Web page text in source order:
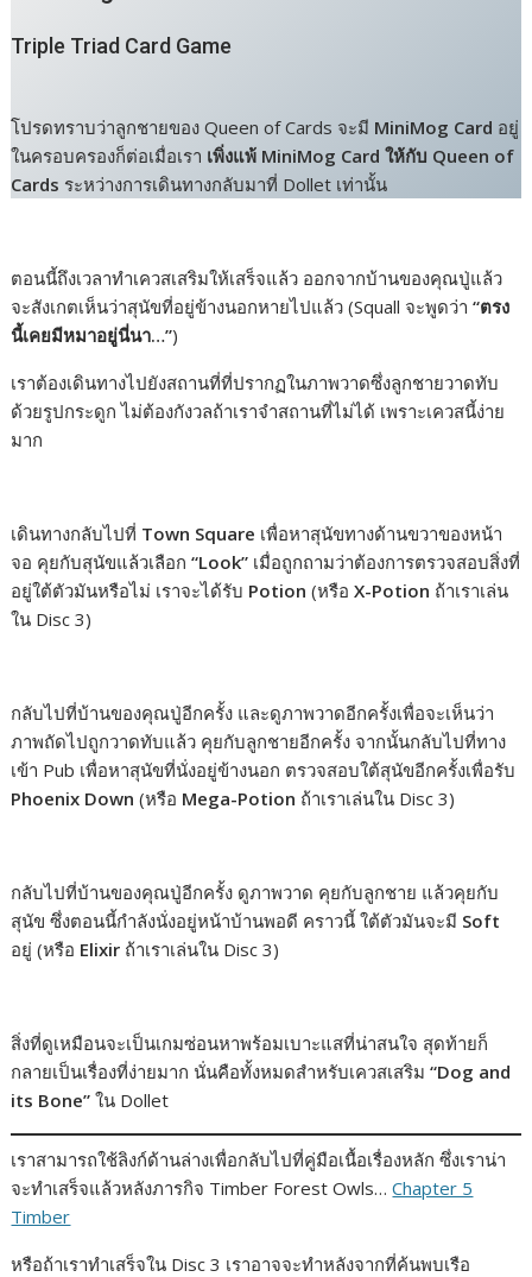
Triple Triad Card Game
โปรดทราบว่าลูกชายของ Queen of Cards จะมี MiniMog Card อยู่
ในครอบครองก็ต่อเมื่อเรา เพิ่งแพ้ MiniMog Card ให้กับ Queen of
Cards ระหว่างการเดินทางกลับมาที่ Dollet เท่านั้น
ตอนนี้ถึงเวลาทำเควสเสริมให้เสร็จแล้ว ออกจากบ้านของคุณปู่แล้ว
จะสังเกตเห็นว่าสุนัขที่อยู่ข้างนอกหายไปแล้ว (Squall จะพูดว่า“ตรง
นี้เคยมีหมาอยู่นี่นา…”)
เราต้องเดินทางไปยังสถานที่ที่ปรากฏในภาพวาดซึ่งลูกชายวาดทับ
ด้วยรูปกระดูก ไม่ต้องกังวลถ้าเราจำสถานที่ไม่ได้ เพราะเควสนี้ง่าย
มาก
เดินทางกลับไปที่ Town Square เพื่อหาสุนัขทางด้านขวาของหน้า
จอ คุยกับสุนัขแล้วเลือก“Look” เมื่อถูกถามว่าต้องการตรวจสอบสิ่งที่
อยู่ใต้ตัวมันหรือไม่ เราจะได้รับ Potion (หรือX-Potion ถ้าเราเล่น
ใน Disc 3)
กลับไปที่บ้านของคุณปู่อีกครั้ง และดูภาพวาดอีกครั้งเพื่อจะเห็นว่า
ภาพถัดไปถูกวาดทับแล้ว คุยกับลูกชายอีกครั้ง จากนั้นกลับไปที่ทาง
เข้า Pub เพื่อหาสุนัขที่นั่งอยู่ข้างนอก ตรวจสอบใต้สุนัขอีกครั้งเพื่อรับ
Phoenix Down (หรือ Mega-Potion ถ้าเราเล่นใน Disc 3)
กลับไปที่บ้านของคุณปู่อีกครั้ง ดูภาพวาด คุยกับลูกชาย แล้วคุยกับ
สุนัข ซึ่งตอนนี้กำลังนั่งอยู่หน้าบ้านพอดี คราวนี้ ใต้ตัวมันจะมี Soft
อยู่ (หรือ Elixir ถ้าเราเล่นใน Disc 3)
สิ่งที่ดูเหมือนจะเป็นเกมซ่อนหาพร้อมเบาะแสที่น่าสนใจ สุดท้ายก็
กลายเป็นเรื่องที่ง่ายมาก นั่นคือทั้งหมดสำหรับเควสเสริม“Dog and
its Bone” ใน Dollet
เราสามารถใช้ลิงก์ด้านล่างเพื่อกลับไปที่คู่มือเนื้อเรื่องหลัก ซึ่งเราน่า
จะทำเสร็จแล้วหลังภารกิจ Timber Forest Owls…Chapter 5
Timber
หรือถ้าเราทำเสร็จใน Disc 3 เราอาจจะทำหลังจากที่ค้นพบเรือ